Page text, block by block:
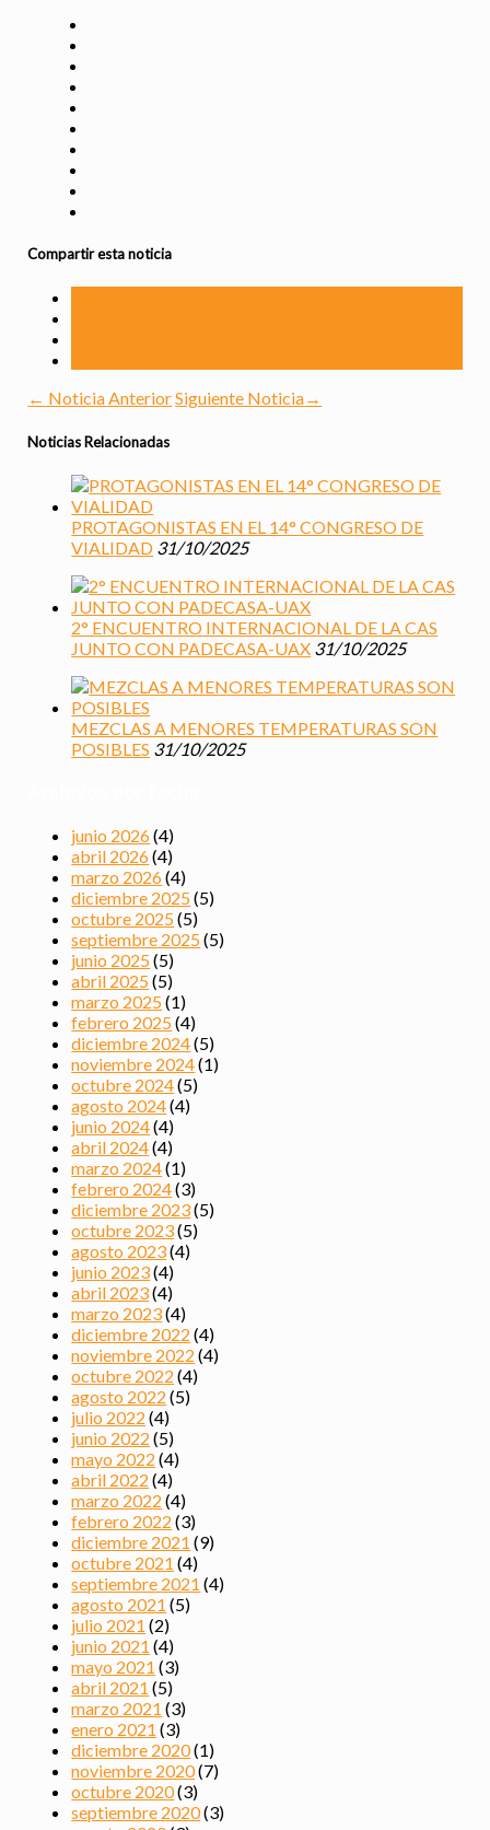
Compartir esta noticia
← Noticia AnteriorSiguiente Noticia→
Noticias Relacionadas
PROTAGONISTAS EN EL 14° CONGRESO DE
VIALIDAD 31/10/2025
2° ENCUENTRO INTERNACIONAL DE LA CAS
JUNTO CON PADECASA-UAX 31/10/2025
MEZCLAS A MENORES TEMPERATURAS SON
POSIBLES 31/10/2025
junio 2026(4)
abril 2026(4)
marzo 2026(4)
diciembre 2025(5)
octubre 2025(5)
septiembre 2025(5)
junio 2025(5)
abril 2025(5)
marzo 2025(1)
febrero 2025(4)
diciembre 2024(5)
noviembre 2024(1)
octubre 2024(5)
agosto 2024(4)
junio 2024(4)
abril 2024(4)
marzo 2024(1)
febrero 2024(3)
diciembre 2023(5)
octubre 2023(5)
agosto 2023(4)
junio 2023(4)
abril 2023(4)
marzo 2023(4)
diciembre 2022 (4)
noviembre 2022 (4)
octubre 2022 (4)
agosto 2022 (5)
julio 2022 (4)
junio 2022 (5)
mayo 2022 (4)
abril 2022 (4)
marzo 2022 (4)
febrero 2022 (3)
diciembre 2021 (9)
octubre 2021 (4)
septiembre 2021 (4)
agosto 2021 (5)
julio 2021 (2)
junio 2021 (4)
mayo 2021 (3)
abril 2021 (5)
marzo 2021 (3)
enero 2021 (3)
diciembre 2020(1)
noviembre 2020(7)
octubre 2020(3)
septiembre 2020(3)